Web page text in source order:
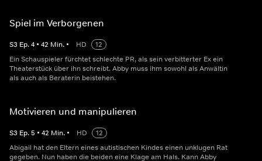
Spiel im Verborgenen
S3 Ep.4 • 42 Min. • HD
12
Ein Schauspieler fürchtet schlechte PR, als sein verbitterter Ex ein
Theaterstück über ihn schreibt. Abby muss ihm sowohl als Anwältin
als auch als Beraterin beistehen.
Motivieren und manipulieren
S3 Ep.5 • 42 Min. • HD
12
Abigail hat den Eltern eines autistischen Kindes einen unklugen Rat
gegeben. Nun haben die beiden eine Klage am Hals. Kann Abby